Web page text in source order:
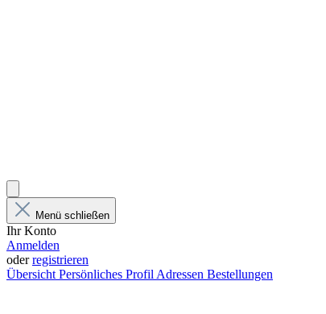
Menü schließen
Ihr Konto
Anmelden
oderregistrieren
Übersicht Persönliches Profil Adressen Bestellungen